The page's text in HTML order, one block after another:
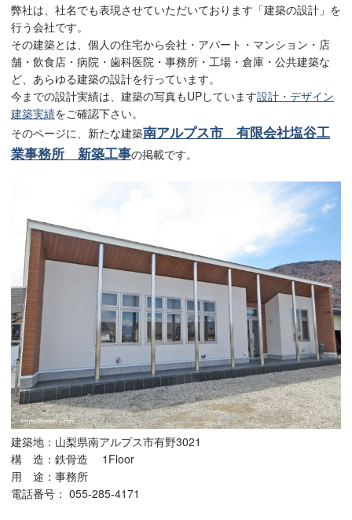
弊社は、社名でも表現させていただいております「建築の設計」を
行う会社です。
その建築とは、個人の住宅から会社・アパート・マンション・店
舗・飲食店・病院・歯科医院・事務所・工場・倉庫・公共建築な
ど、あらゆる建築の設計を行っています。
今までの設計実績は、建築の写真もUPしています設計・デザイン
建築実績をご確認下さい。
そのページに、新たな建築南アルプス市 有限会社塩谷工
業事務所 新築工事の掲載です。
建築地：山梨県南アルプス市有野3021
構 造：鉄骨造 1Floor
用 途：事務所
電話番号： 055-285-4171